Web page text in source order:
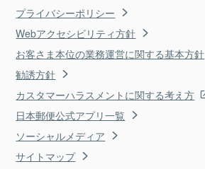
プライバシーポリシー
Webアクセシビリティ方針
お客さま本位の業務運営に関する基本方針
勧誘方針
カスタマーハラスメントに関する考え方
日本郵便公式アプリ一覧
ソーシャルメディア
サイトマップ